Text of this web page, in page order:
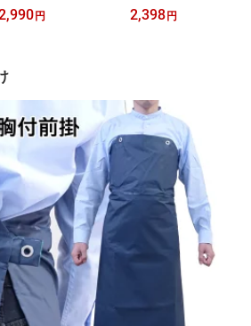
全 腕章 反射 ワッペン
ーク work 合羽 カッパ
円
木 農業 農作業 建築 洗浄
作業着 鉄紺 ワーク ワー
2,398 円